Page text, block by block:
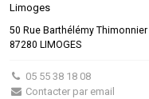
Limoges
50 Rue Barthélémy Thimonnier
87280 LIMOGES
05 55 38 18 08
Contacter par email